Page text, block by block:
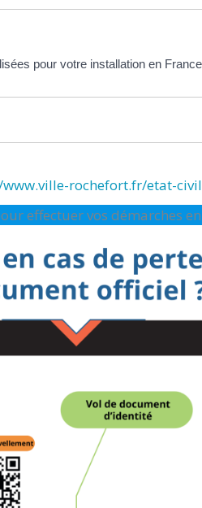
pour votre installation en France
rochefort.fr/etat-civil
effectuer vos démarches